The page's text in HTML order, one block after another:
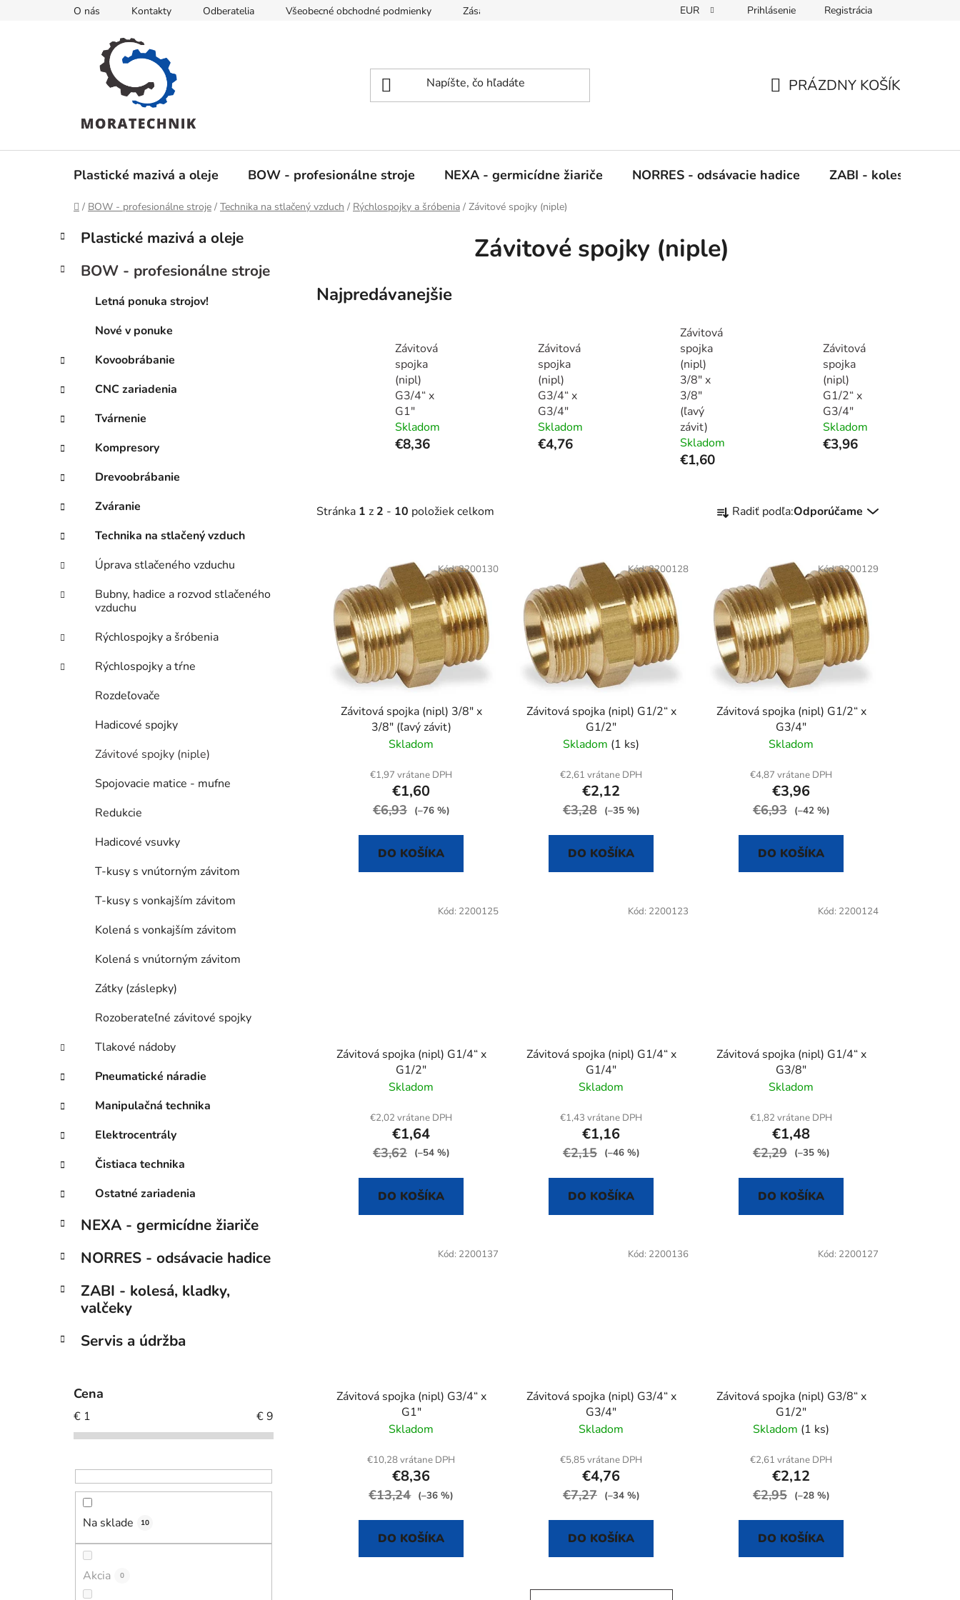
O nás Kontakty Odberatelia Všeobecné obchodné podmienky Zásady ochrany osobných údajov Napíšte nám
EUR Prihlásenie Registrácia
PRÁZDNY KOŠÍK
Plastické mazivá a oleje BOW - profesionálne stroje NEXA - germicídne žiariče NORRES - odsávacie hadice ZABI - kolesá,
Domov
/ BOW - profesionálne stroje / Technika na stlačený vzduch / Rýchlospojky a šróbenia / Závitové spojky (niple)
B
č
n
l
Preskočiť
kategórie
K
a
e
e
Plastické mazivá a oleje
BOW - profesionálne stroje
Letná ponuka strojov!
Nové v ponuke
Kovoobrábanie
CNC zariadenia
Tvárnenie
Kompresory
Drevoobrábanie
Zváranie
Technika na stlačený vzduch
Úprava stlačeného vzduchu
Bubny, hadice a rozvod stlačeného
vzduchu
Rýchlospojky a šróbenia
Rýchlospojky a tŕne
Rozdeľovače
Hadicové spojky
Závitové spojky (niple)
Spojovacie matice - mufne
Redukcie
Hadicové vsuvky
T-kusy s vnútorným závitom
T-kusy s vonkajším závitom
Kolená s vonkajším závitom
Kolená s vnútorným závitom
Zátky (záslepky)
Rozoberateľné závitové spojky
Tlakové nádoby
Pneumatické náradie
Manipulačná technika
Elektrocentrály
Čistiaca technika
Ostatné zariadenia
NEXA - germicídne žiariče
NORRES - odsávacie hadice
ZABI - kolesá, kladky,
valčeky
Servis a údržba
Cena
€ 1 €9
Na sklade 10
Akcia 0
Závitové spojky (niple)
Najpredávanejšie
Závitová
spojka
(nipl)
G3/4“ x
G1"
Skladom
€8,36
Závitová
spojka
(nipl)
G3/4“ x
G3/4"
Skladom
€4,76
Závitová
spojka
(nipl)
3/8" x
3/8"
(ľavý
závit)
Skladom
€1,60
Závitová
spojka
(nipl)
G1/2“ x
G3/4"
Skladom
€3,96
Stránka 1 z 2 - 10 položiek celkom
a
i
e
p
r
o
d
u
Radiť podľa:Odporúčame
Závitová spojka (nipl) 3/8" x
3/8" (ľavý závit)
Skladom
€1,97 vrátane DPH
€1,60
€6,93 (–76 %)
DO KOŠÍKA
Kód:2200130
Závitová spojka (nipl) G1/2“ x
G1/2"
Skladom (1 ks)
€2,61 vrátane DPH
€2,12
€3,28 (–35 %)
DO KOŠÍKA
Kód:2200128
Závitová spojka (nipl) G1/2“ x
G3/4"
Skladom
€4,87 vrátane DPH
€3,96
€6,93 (–42 %)
DO KOŠÍKA
Kód:2200129
Závitová spojka (nipl) G1/4“ x
G1/2"
Skladom
€2,02 vrátane DPH
€1,64
€3,62 (–54 %)
DO KOŠÍKA
Kód: 2200125
Závitová spojka (nipl) G1/4“ x
G1/4"
Skladom
€1,43 vrátane DPH
€1,16
€2,15 (–46 %)
DO KOŠÍKA
Kód: 2200123
Závitová spojka (nipl) G1/4“ x
G3/8"
Skladom
€1,82 vrátane DPH
€1,48
€2,29 (–35 %)
DO KOŠÍKA
Kód: 2200124
Závitová spojka (nipl) G3/4“ x
G1"
Skladom
€10,28 vrátane DPH
€8,36
€13,24 (–36 %)
DO KOŠÍKA
Kód: 2200137
Závitová spojka (nipl) G3/4“ x
G3/4"
Skladom
€5,85 vrátane DPH
€4,76
€7,27 (–34 %)
DO KOŠÍKA
Kód: 2200136
Závitová spojka (nipl) G3/8“ x
G1/2"
Skladom (1 ks)
€2,61 vrátane DPH
€2,12
€2,95 (–28 %)
DO KOŠÍKA
Kód: 2200127